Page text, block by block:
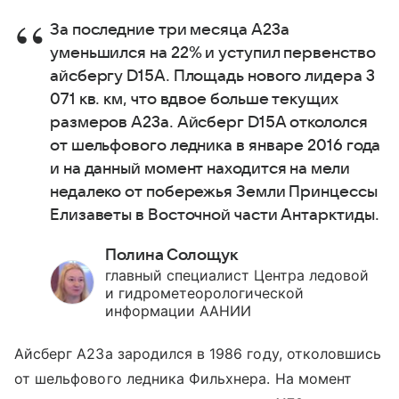
За последние три месяца А23а
уменьшился на 22% и уступил первенство
айсбергу D15A. Площадь нового лидера 3
071 кв. км, что вдвое больше текущих
размеров А23а. Айсберг D15A откололся
от шельфового ледника в январе 2016 года
и на данный момент находится на мели
недалеко от побережья Земли Принцессы
Елизаветы в Восточной части Антарктиды.
Полина Солощук
главный специалист Центра ледовой
и гидрометеорологической
информации ААНИИ
Айсберг А23а зародился в 1986 году, отколовшись
от шельфового ледника Фильхнера. На момент